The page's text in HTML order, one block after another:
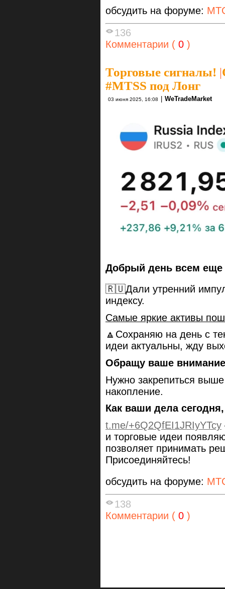
обсудить на форуме:
136
Комментарии ( 0 )
Торговые сигналы! |
#MTSS под Лонг
03 июня 2025, 16:08 WeTradeMarket
Добрый день всем еще
🇷🇺Дали утренний
индексу.
Самые яркие активы
🔼Сохраняю на день с
идеи актуальны, жду
Обращу ваше
Нужно закрепиться
накопление.
Как ваши дела
t.me/+6Q2QfEI1JRIyYTcy
и торговые идеи
позволяет принимать
Присоединяйтесь!
обсудить на форуме:
138
Комментарии ( 0 )